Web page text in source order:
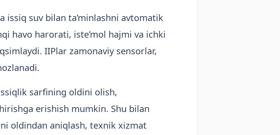
suv bilan ta’minlashni avtomatik
havo harorati, iste’mol hajmi va ichki
IIPlar zamonaviy sensorlar,
sarfining oldini olish,
erishish mumkin. Shu bilan
oldindan aniqlash, texnik xizmat